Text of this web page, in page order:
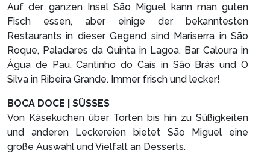
Auf der ganzen Insel São Miguel kann man guten
Fisch essen, aber einige der bekanntesten
Restaurants in dieser Gegend sind Mariserra in São
Roque, Paladares da Quinta in Lagoa, Bar Caloura in
Água de Pau, Cantinho do Cais in São Brás und O
Silva in Ribeira Grande. Immer frisch und lecker!
BOCA DOCE | SÜSSES
Von Käsekuchen über Torten bis hin zu Süßigkeiten
und anderen Leckereien bietet São Miguel eine
große Auswahl und Vielfalt an Desserts.